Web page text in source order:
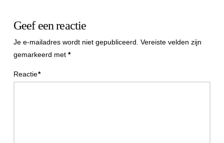
Geef een reactie
Je e-mailadres wordt niet gepubliceerd. Vereiste velden zijn
gemarkeerd met *
Reactie*